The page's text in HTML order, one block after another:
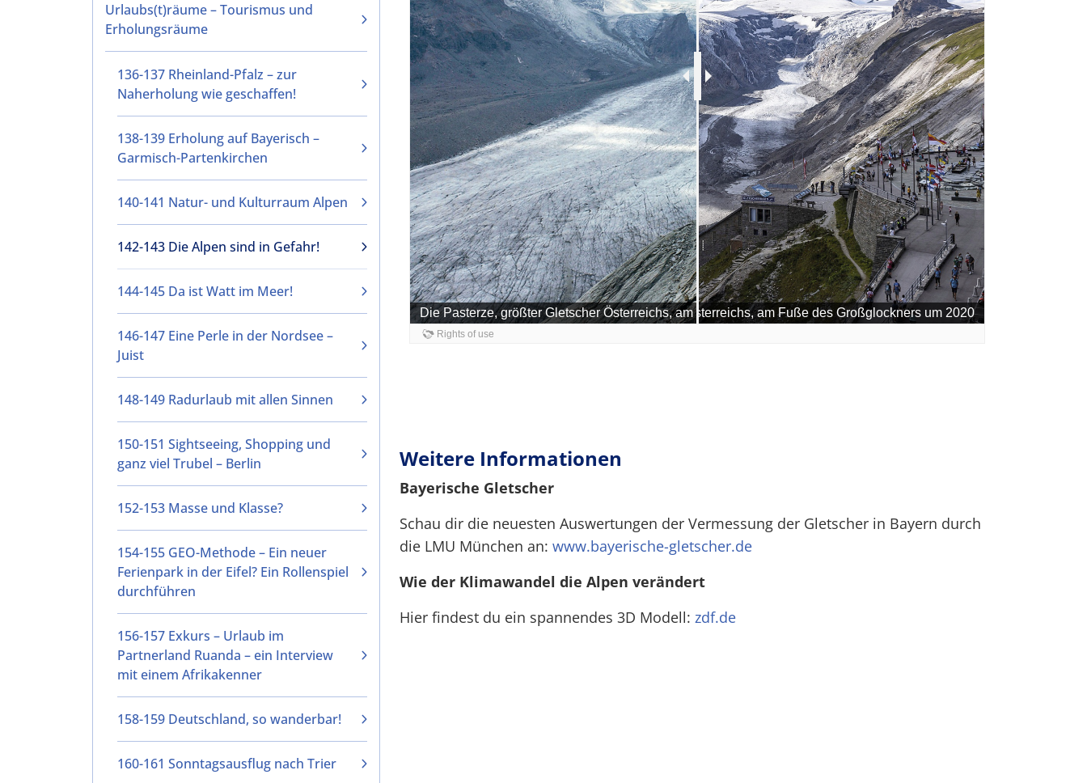
Urlaubs(t)räume – Tourismus und
Erholungsräume
136-137 Rheinland-Pfalz – zur
Naherholung wie geschaffen!
138-139 Erholung auf Bayerisch –
Garmisch-Partenkirchen
140-141 Natur- und Kulturraum Alpen
142-143 Die Alpen sind in Gefahr!
144-145 Da ist Watt im Meer!
146-147 Eine Perle in der Nordsee –
Juist
148-149 Radurlaub mit allen Sinnen
150-151 Sightseeing, Shopping und
ganz viel Trubel – Berlin
152-153 Masse und Klasse?
154-155 GEO-Methode – Ein neuer
Ferienpark in der Eifel? Ein Rollenspiel
durchführen
156-157 Exkurs – Urlaub im
Partnerland Ruanda – ein Interview
mit einem Afrikakenner
158-159 Deutschland, so wanderbar!
160-161 Sonntagsausflug nach Trier
Weitere Informationen
Bayerische Gletscher
Schau dir die neuesten Auswertungen der Vermessung der Gletscher in Bayern durch
die LMU München an: www.bayerische-gletscher.de
Wie der Klimawandel die Alpen verändert
Hier findest du ein spannendes 3D Modell: zdf.de